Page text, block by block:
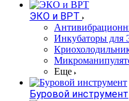
ЭКО и ВРТ
Инкубаторы
Еще
Буровой инструмент